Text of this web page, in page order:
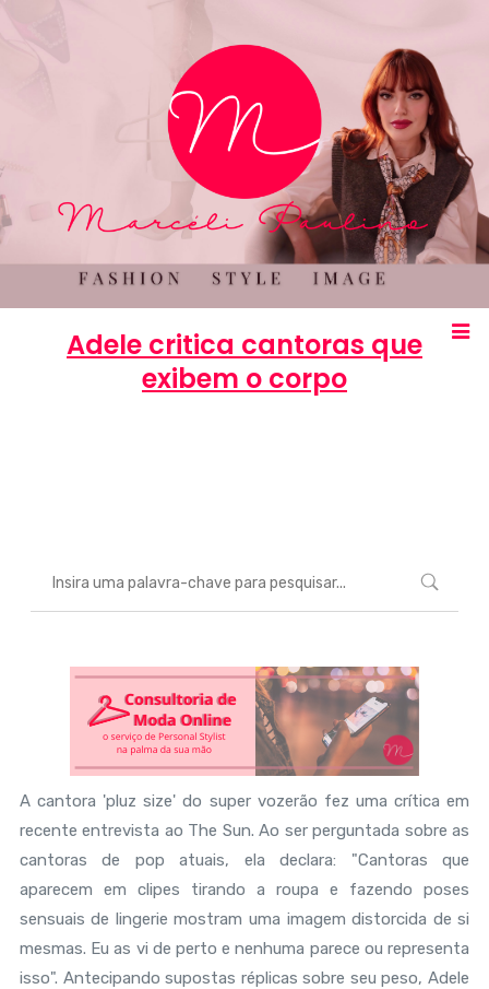
Adele critica cantoras que
exibem o corpo
A cantora 'pluz size' do super vozerão fez uma crítica em
recente entrevista ao The Sun. Ao ser perguntada sobre as
cantoras de pop atuais, ela declara: "Cantoras que
aparecem em clipes tirando a roupa e fazendo poses
sensuais de lingerie mostram uma imagem distorcida de si
mesmas. Eu as vi de perto e nenhuma parece ou representa
isso". Antecipando supostas réplicas sobre seu peso, Adele